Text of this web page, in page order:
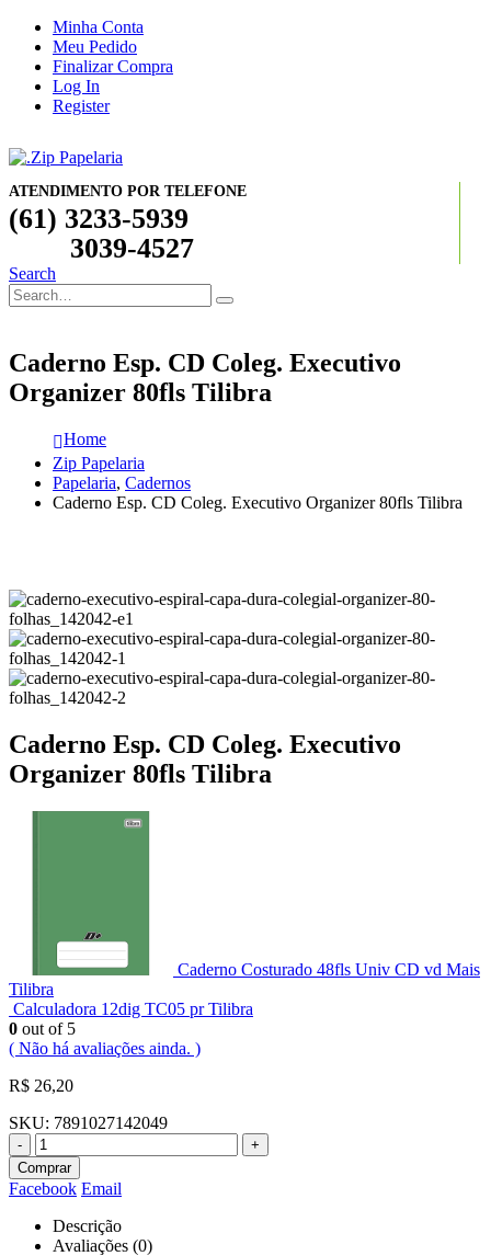
Minha Conta
Meu Pedido
Finalizar Compra
Log In
Register
ATENDIMENTO POR TELEFONE
(61) 3233-5939
3039-4527
Search
Caderno Esp. CD Coleg. Executivo
Organizer 80fls Tilibra
Home
Zip Papelaria
Papelaria, Cadernos
Caderno Esp. CD Coleg. Executivo Organizer 80fls Tilibra
Caderno Esp. CD Coleg. Executivo
Organizer 80fls Tilibra
Caderno Costurado 48fls Univ CD vd Mais
Tilibra
Calculadora 12dig TC05 pr Tilibra
0 out of 5
( Não há avaliações ainda. )
R$ 26,20
SKU: 7891027142049
-
+
Comprar
Facebook Email
Descrição
Avaliações (0)